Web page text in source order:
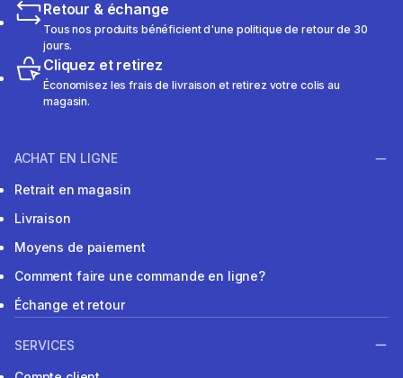
Retour & échange
Tous nos produits bénéficient d'une politique de retour de 30
jours.
Cliquez et retirez
Économisez les frais de livraison et retirez votre colis au
magasin.
ACHAT EN LIGNE
Retrait en magasin
Livraison
Moyens de paiement
Comment faire une commande en ligne?
Échange et retour
SERVICES